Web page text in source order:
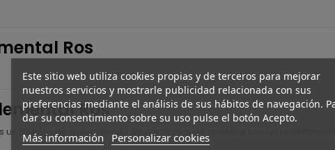
Ros
Ros
un tablero de aglomerado de partículas de madera con un
Este sitio web utiliza cookies propias y de terceros para mejorar
nuestros servicios y mostrarle publicidad relacionada con sus
preferencias mediante el análisis de sus hábitos de navegación.
dar su consentimiento sobre su uso pulse el botón Acepto.
Más información Personalizar cookies